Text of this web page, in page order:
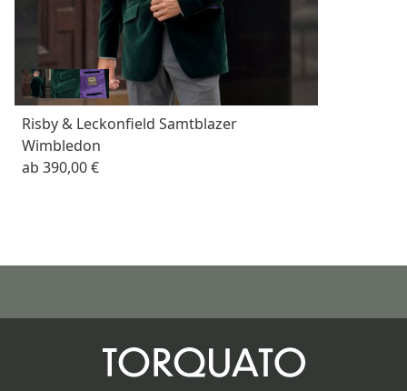
Risby & Leckonfield Samtblazer
Wimbledon
ab 390,00 €